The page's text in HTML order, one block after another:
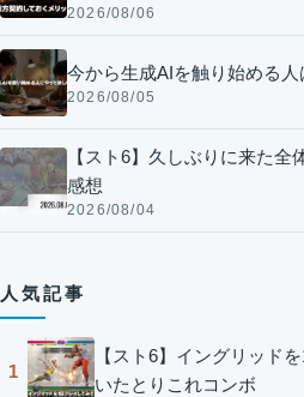
2026/08/06
今から生成AIを触り始める
2026/08/05
【スト6】久しぶりに来た全
感想
2026/08/04
人気記事
1
【スト6】イングリッド
いたとりこれコンボ